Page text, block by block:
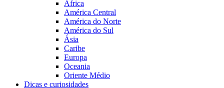
África
América Central
América do Norte
América do Sul
Ásia
Caribe
Europa
Oceania
Oriente Médio
Dicas e curiosidades